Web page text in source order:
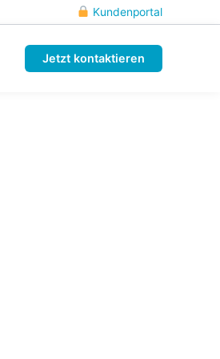
Kundenportal
Jetzt kontaktieren